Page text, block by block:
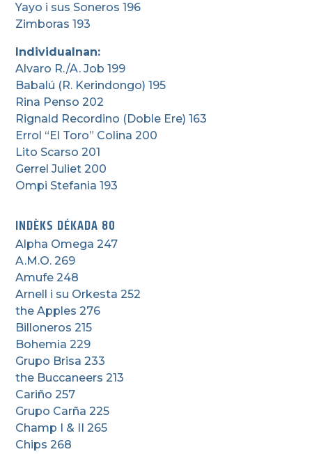
Yayo i sus Soneros 196
Zimboras 193
Individualnan:
Alvaro R./A. Job 199
Babalú (R. Kerindongo) 195
Rina Penso 202
Rignald Recordino (Doble Ere) 163
Errol “El Toro” Colina 200
Lito Scarso 201
Gerrel Juliet 200
Ompi Stefania 193
INDÈKS DÉKADA 80
Alpha Omega 247
A.M.O. 269
Amufe 248
Arnell i su Orkesta 252
the Apples 276
Billoneros 215
Bohemia 229
Grupo Brisa 233
the Buccaneers 213
Cariño 257
Grupo Carña 225
Champ I & II 265
Chips 268